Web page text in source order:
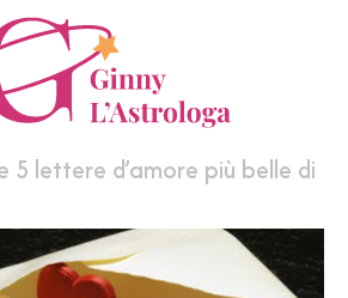
5 lettere d’amore più belle di